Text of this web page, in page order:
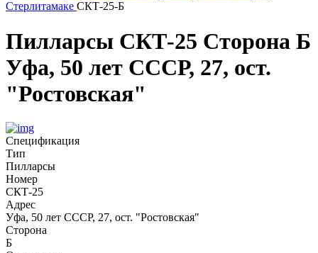
Стерлитамаке СКТ-25-Б
Пилларсы СКТ-25 Сторона Б
Уфа, 50 лет СССР, 27, ост.
"Ростовская"
Спецификация
Тип
Пилларсы
Номер
СКТ-25
Адрес
Уфа, 50 лет СССР, 27, ост. "Ростовская"
Сторона
Б